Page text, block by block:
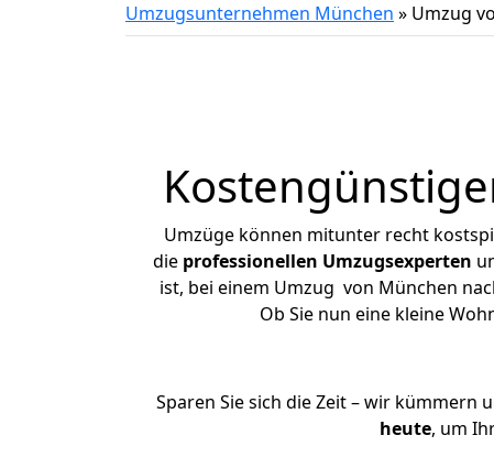
Umzugsunternehmen München » Umzug
Umzüge können mitunter recht
die professionellen Umzugsexperten
ist, bei einem Umzug von München
Ob Sie nun eine kleine
Sparen Sie sich die Zeit – wir kümmern
heute, um